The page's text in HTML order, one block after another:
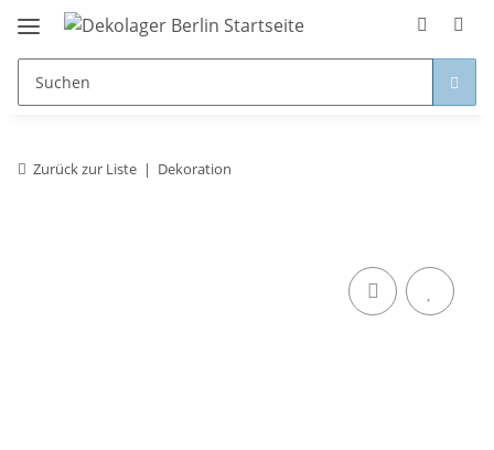
Zurück zur Liste Dekoration